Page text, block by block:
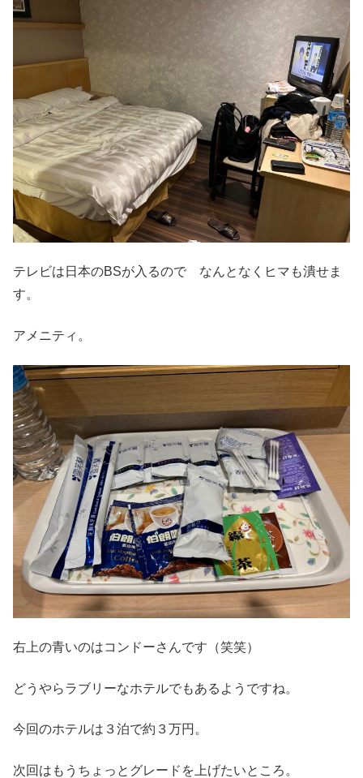
テレビは日本のBSが入るので なんとなくヒマも潰せま
す。
アメニティ。
右上の青いのはコンドーさんです（笑笑）
どうやらラブリーなホテルでもあるようですね。
今回のホテルは３泊で約３万円。
次回はもうちょっとグレードを上げたいところ。